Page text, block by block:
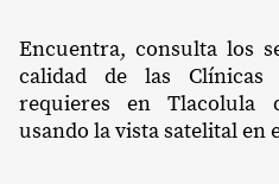
Encuentra, consulta los
calidad de las Clínicas
requieres en Tlacolula
usando la vista satelital en